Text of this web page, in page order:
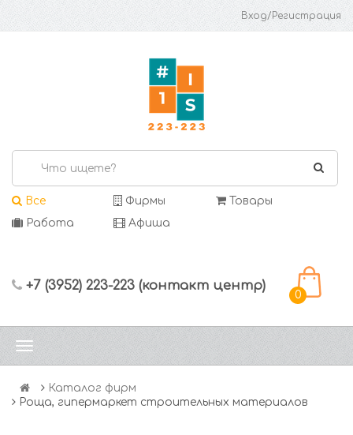
Вход/Регистрация
Все Фирмы
Товары
Работа
Афиша
+7 (3952) 223-223 (контакт центр)
0
Каталог фирм
Роща, гипермаркет строительных материалов